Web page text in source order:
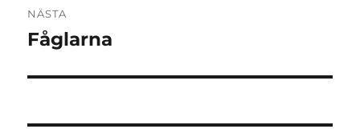
NÄSTA
Nästa
Fåglarna